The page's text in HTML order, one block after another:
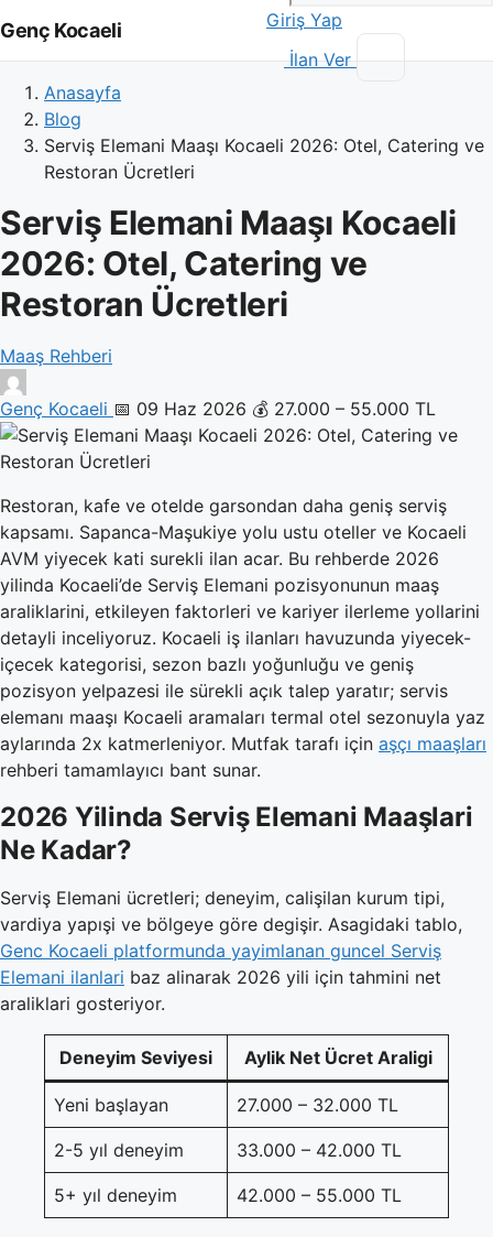
Genç Kocaeli
Giriş Yap
İlan Ver
Anasayfa
Blog
Serviş Elemani Maaşı Kocaeli 2026: Otel, Catering ve
Restoran Ücretleri
Serviş Elemani Maaşı Kocaeli
2026: Otel, Catering ve
Restoran Ücretleri
Maaş Rehberi
Genç Kocaeli 📅 09 Haz 2026 💰 27.000 – 55.000 TL
Restoran, kafe ve otelde garsondan daha geniş serviş
kapsamı. Sapanca-Maşukiye yolu ustu oteller ve Kocaeli
AVM yiyecek kati surekli ilan acar. Bu rehberde 2026
yilinda Kocaeli’de Serviş Elemani pozisyonunun maaş
araliklarini, etkileyen faktorleri ve kariyer ilerleme yollarini
detayli inceliyoruz. Kocaeli iş ilanları havuzunda yiyecek-
içecek kategorisi, sezon bazlı yoğunluğu ve geniş
pozisyon yelpazesi ile sürekli açık talep yaratır; servis
elemanı maaşı Kocaeli aramaları termal otel sezonuyla yaz
aylarında 2x katmerleniyor. Mutfak tarafı için aşçı maaşları
rehberi tamamlayıcı bant sunar.
2026 Yilinda Serviş Elemani Maaşlari
Ne Kadar?
Serviş Elemani ücretleri; deneyim, calişilan kurum tipi,
vardiya yapışi ve bölgeye göre degişir. Asagidaki tablo,
Genc Kocaeli platformunda yayimlanan guncel Serviş
Elemani ilanlari baz alinarak 2026 yili için tahmini net
araliklari gosteriyor.
Deneyim Seviyesi Aylik Net Ücret Araligi
Yeni başlayan 27.000 – 32.000 TL
2-5 yıl deneyim 33.000 – 42.000 TL
5+ yıl deneyim 42.000 – 55.000 TL